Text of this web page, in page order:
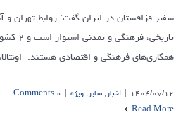
سفیر قزاقستان در ایران گفت: روابط تهران و
همکاری‌های فرهنگی و اقتصادی هستند.
۱۴۰۴/۰۷/۱۲ | اخبار,سایر,ویژه | ۰ Comments
Read More